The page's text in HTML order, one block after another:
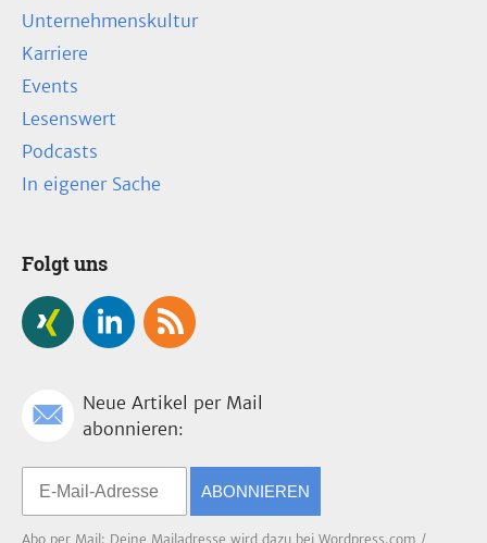
Unternehmenskultur
Karriere
Events
Lesenswert
Podcasts
In eigener Sache
Folgt uns
Neue Artikel per Mail
abonnieren:
ABONNIEREN
Abo per Mail: Deine Mailadresse wird dazu bei Wordpress.com /